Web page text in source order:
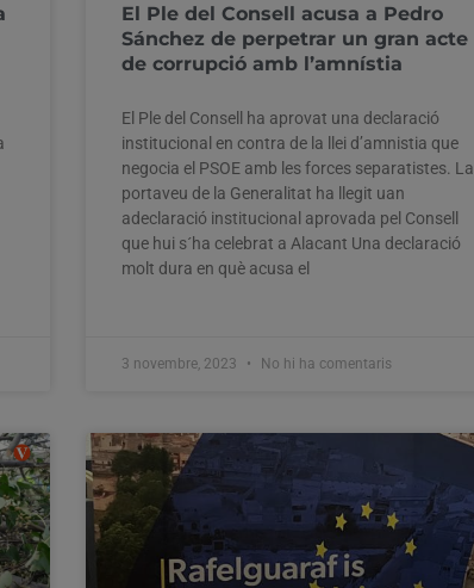
El Ple del Consell acusa a Pedro
Sánchez de perpetrar un gran acte
de corrupció amb l’amnístia
El Ple del Consell ha aprovat una declaració
institucional en contra de la llei d’amnistia que
negocia el PSOE amb les forces separatistes. La
portaveu de la Generalitat ha llegit uan
adeclaració institucional aprovada pel Consell
que hui s´ha celebrat a Alacant Una declaració
molt dura en què acusa el
3 novembre, 2023 No hi ha comentaris